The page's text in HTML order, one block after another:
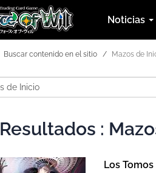
Noticias
Buscar contenido en el sitio Mazos de
Resultados :
Los